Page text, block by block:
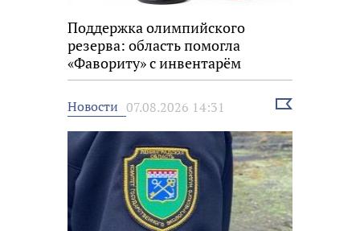
Поддержка олимпийского
резерва: область помогла
«Фавориту» с инвентарём
Новости 07.08.2026 14:31
Выбрать